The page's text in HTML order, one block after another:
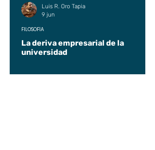
La deriva empresarial de la
universidad
FILOSOFÍA
Luis R. Oro Tapia
9 jun